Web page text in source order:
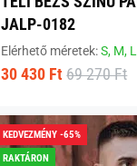
JALP-0182
Elérhető méretek:S, M,
30 430 Ft 69 270 Ft
KEDVEZMÉNY -65%
RAKTÁRON